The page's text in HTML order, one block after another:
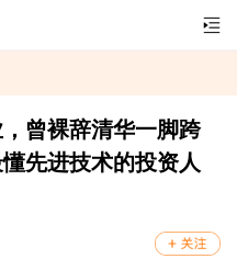
曾裸辞清华一脚跨
先进技术的投资人